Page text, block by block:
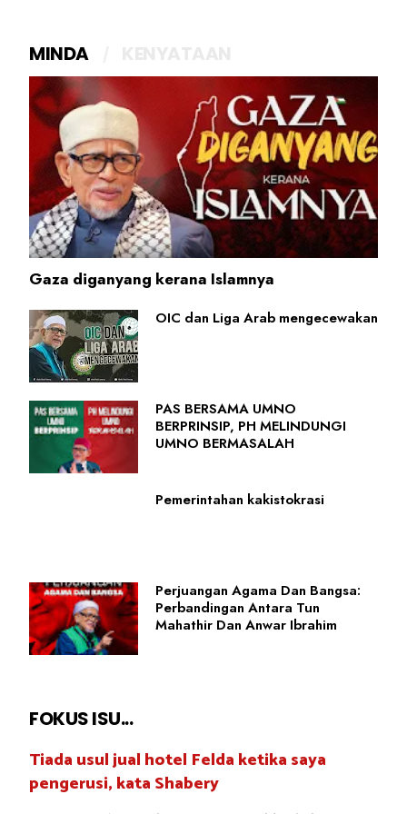
MINDA
Gaza diganyang kerana Islamnya
OIC dan Liga Arab mengecewakan
PAS BERSAMA UMNO
BERPRINSIP, PH MELINDUNGI
UMNO BERMASALAH
Pemerintahan kakistokrasi
Perjuangan Agama Dan Bangsa:
Perbandingan Antara Tun
Mahathir Dan Anwar Ibrahim
FOKUS ISU...
Tiada usul jual hotel Felda ketika saya
pengerusi, kata Shabery